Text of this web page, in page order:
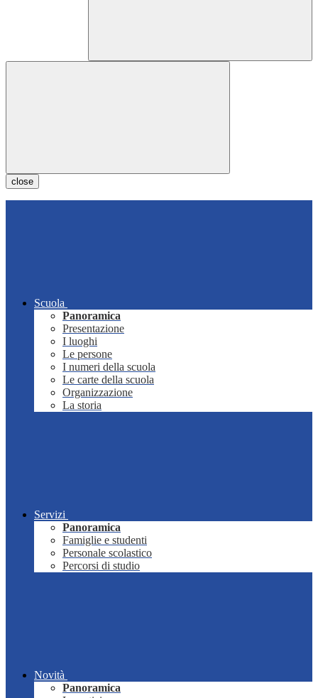
close
Scuola
Panoramica
Presentazione
I luoghi
Le persone
I numeri della scuola
Le carte della scuola
Organizzazione
La storia
Servizi
Panoramica
Famiglie e studenti
Personale scolastico
Percorsi di studio
Novità
Panoramica